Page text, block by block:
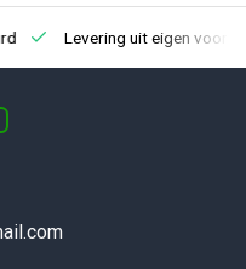
Levering uit eigen